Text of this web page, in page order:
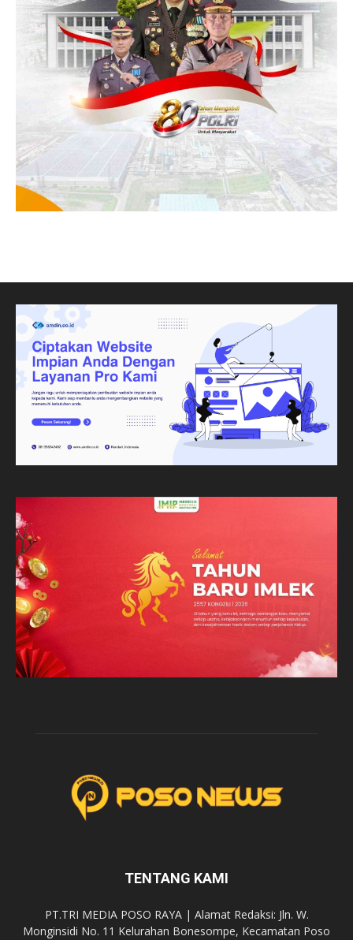
TENTANG KAMI
PT.TRI MEDIA POSO RAYA | Alamat Redaksi: Jln. W.
Monginsidi No. 11 Kelurahan Bonesompe, Kecamatan Poso